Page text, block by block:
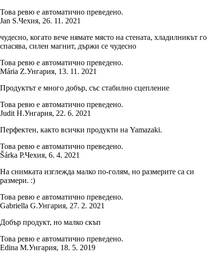
Това ревю е автоматично преведено.
Jan S.Чехия, 26. 11. 2021
чудесно, когато вече нямате място на стената, хладилникът го
спасява, силен магнит, държи се чудесно
Това ревю е автоматично преведено.
Mária Z.Унгария, 13. 11. 2021
Продуктът е много добър, със стабилно сцепление
Това ревю е автоматично преведено.
Judit H.Унгария, 22. 6. 2021
Перфектен, както всички продукти на Yamazaki.
Това ревю е автоматично преведено.
Šárka P.Чехия, 6. 4. 2021
На снимката изглежда малко по-голям, но размерите са си
размери. :)
Това ревю е автоматично преведено.
Gabriella G.Унгария, 27. 2. 2021
Добър продукт, но малко скъп
Това ревю е автоматично преведено.
Edina M.Унгария, 18. 5. 2019